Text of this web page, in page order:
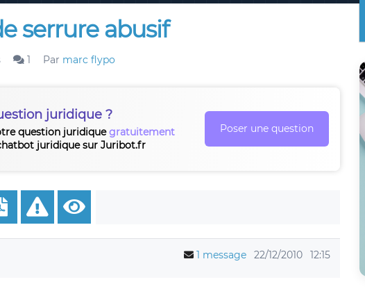
serrure abusif
1 Par marc flypo
juridique ?
question juridiquegratuitement
juridique sur Juribot.fr
Poser une question
1 message 22/12/2010 12:15